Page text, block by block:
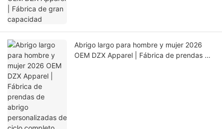
Abrigo largo para hombre y mujer 2026
OEM DZX Apparel | Fábrica de prendas de